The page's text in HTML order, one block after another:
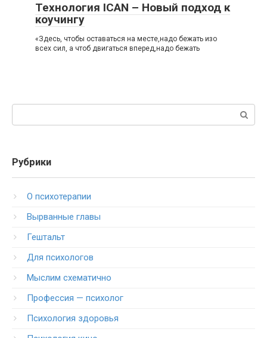
Технология ICAN – Новый подход к
коучингу
«Здесь, чтобы оставаться на месте,надо бежать изо
всех сил, а чтоб двигаться вперед,надо бежать
Рубрики
O психотерапии
Вырванные главы
Гештальт
Для психологов
Мыслим схематично
Профессия — психолог
Психология здоровья